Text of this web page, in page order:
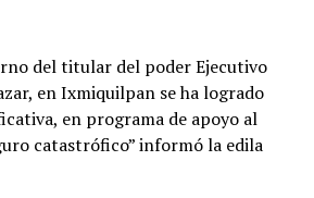
del titular del poder Ejecutivo
en Ixmiquilpan se ha logrado
en programa de apoyo al
catastrófico” informó la edila